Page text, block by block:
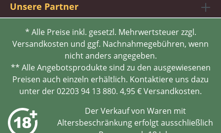
Unsere Partner
* Alle Preise inkl. gesetzl. Mehrwertsteuer zzgl.
Versandkosten und ggf. Nachnahmegebühren, wenn
nicht anders angegeben.
** Alle Angebotsprodukte sind zu den ausgewiesenen
Preisen auch einzeln erhältlich. Kontaktiere uns dazu
unter der 02203 94 13 880. 4,95 € Versandkosten.
Der Verkauf von Waren mit
Altersbeschränkung erfolgt ausschließlich